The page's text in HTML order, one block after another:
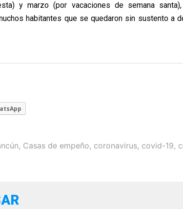
y marzo (por vacaciones de semana
habitantes que se quedaron sin sustento a
, Casas de empeño, coronavirus, covid-19,